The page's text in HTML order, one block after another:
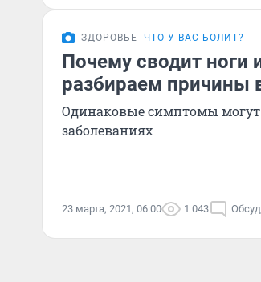
ЗДОРОВЬЕ ЧТО У ВАС БОЛИТ?
Почему сводит
разбираем причины
Одинаковые симптомы могут
заболеваниях
23 марта, 2021, 06:00 1 043